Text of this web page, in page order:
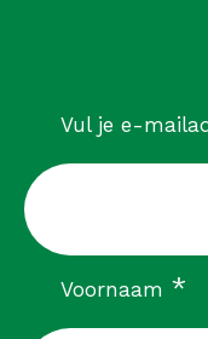
Vul je e-
Voornaam *